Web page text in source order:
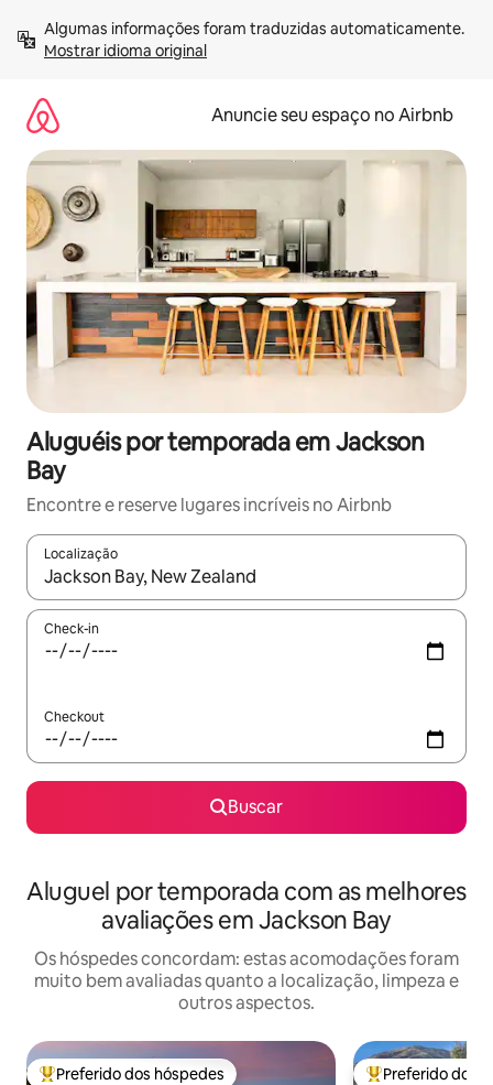
para
Mostrar idioma original
Anuncie seu espaço no Airbnb
Aluguéis por temporada em Jackson
Bay
Encontre e reserve lugares incríveis no Airbnb
Localização
Quando os resultados estiverem disponíveis, explore-os
Check-in
Checkout
Buscar
Aluguel por temporada com as melhores
avaliações em Jackson Bay
Os hóspedes concordam: estas acomodações foram
muito bem avaliadas quanto a localização, limpeza e
outros aspectos.
Preferido dos hóspedes Preferido dos